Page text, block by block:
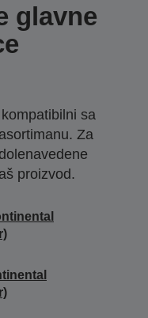
glavne
sa
Za
proizvod.